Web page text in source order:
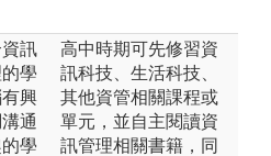
訊
學
興
通
學
高中時期可先修習資
訊科技、生活科技、
其他資管相關課程或
單元，並自主閱讀資
訊管理相關書籍，同